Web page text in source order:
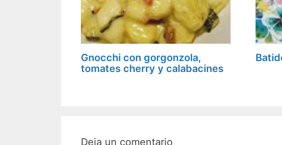
Gnocchi con gorgonzola,
tomates cherry y calabacines
Deja un comentario